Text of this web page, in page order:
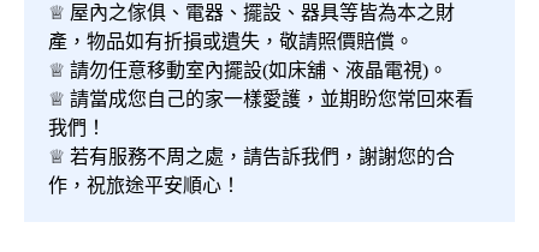
♕ 屋內之傢俱、電器、擺設、器具等皆為本之財
產，物品如有折損或遺失，敬請照價賠償。
♕ 請勿任意移動室內擺設(如床舖、液晶電視)。
♕ 請當成您自己的家一樣愛護，並期盼您常回來看
我們！
♕ 若有服務不周之處，請告訴我們，謝謝您的合
作，祝旅途平安順心！